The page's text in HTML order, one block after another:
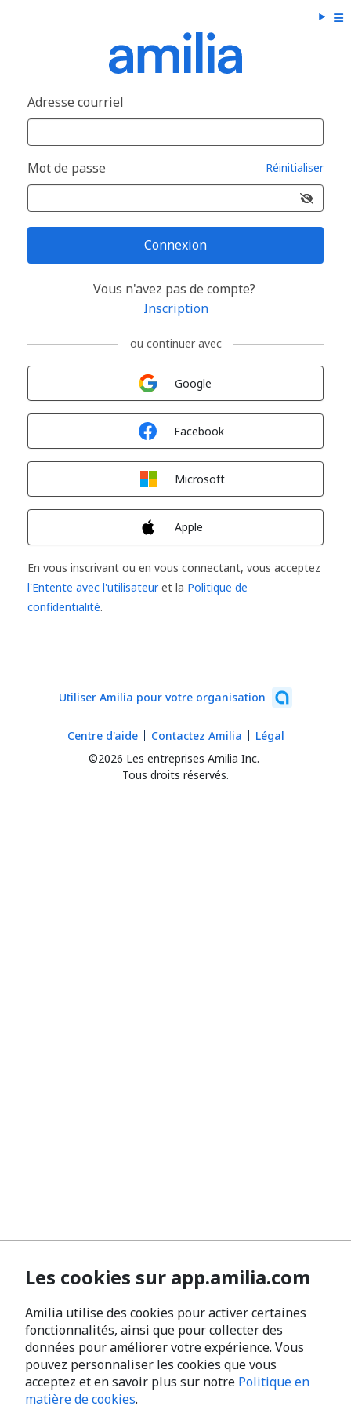
Adresse courriel
Mot de passe Réinitialiser
Connexion
Vous n'avez pas de compte?
Inscription
ou continuer avec
Google
Facebook
Microsoft
Apple
En vous inscrivant ou en vous connectant, vous acceptez
l'Entente avec l'utilisateuret la Politique de
confidentialité.
Utiliser Amilia pour votre organisation
©2026 Les entreprises Amilia Inc.
Tous droits réservés.
Centre d'aide Contactez Amilia Légal
Les cookies sur app.amilia.com
Amilia utilise des cookies pour activer certaines
fonctionnalités, ainsi que pour collecter des
données pour améliorer votre expérience. Vous
pouvez personnaliser les cookies que vous
acceptez et en savoir plus sur notre Politique en
matière de cookies.